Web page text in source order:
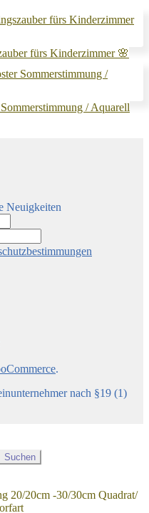
fürs Kinderzimmer 🌸
/ Aquarell
Neuigkeiten
.
nach §19 (1)
Suchen